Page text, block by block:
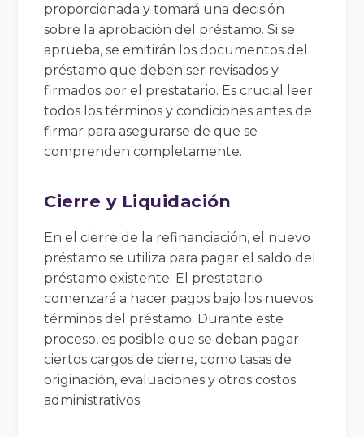
proporcionada y tomará una decisión
sobre la aprobación del préstamo. Si se
aprueba, se emitirán los documentos del
préstamo que deben ser revisados y
firmados por el prestatario. Es crucial leer
todos los términos y condiciones antes de
firmar para asegurarse de que se
comprenden completamente.
Cierre y Liquidación
En el cierre de la refinanciación, el nuevo
préstamo se utiliza para pagar el saldo del
préstamo existente. El prestatario
comenzará a hacer pagos bajo los nuevos
términos del préstamo. Durante este
proceso, es posible que se deban pagar
ciertos cargos de cierre, como tasas de
originación, evaluaciones y otros costos
administrativos.